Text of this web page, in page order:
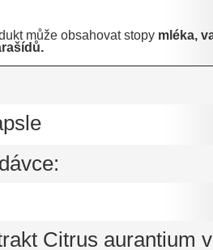
může obsahovat stopy mléka,
Citrus aurantium